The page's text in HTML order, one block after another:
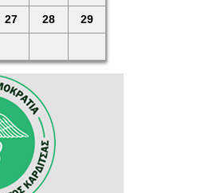
27 28 29